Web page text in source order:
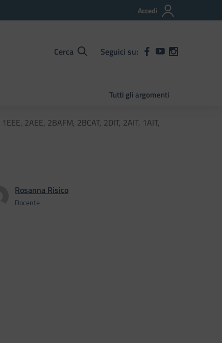
Accedi
Cerca Seguici su:
Tutti gli argomenti
2AEE, 2BAFM, 2BCAT, 2DIT, 2AIT, 1AIT,
Rosanna Risico
Docente